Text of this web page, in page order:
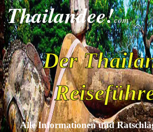
Thailandee!com
Der
Alle Informationen und